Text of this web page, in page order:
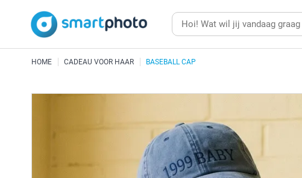
HOME CADEAU VOOR HAAR BASEBALL CAP